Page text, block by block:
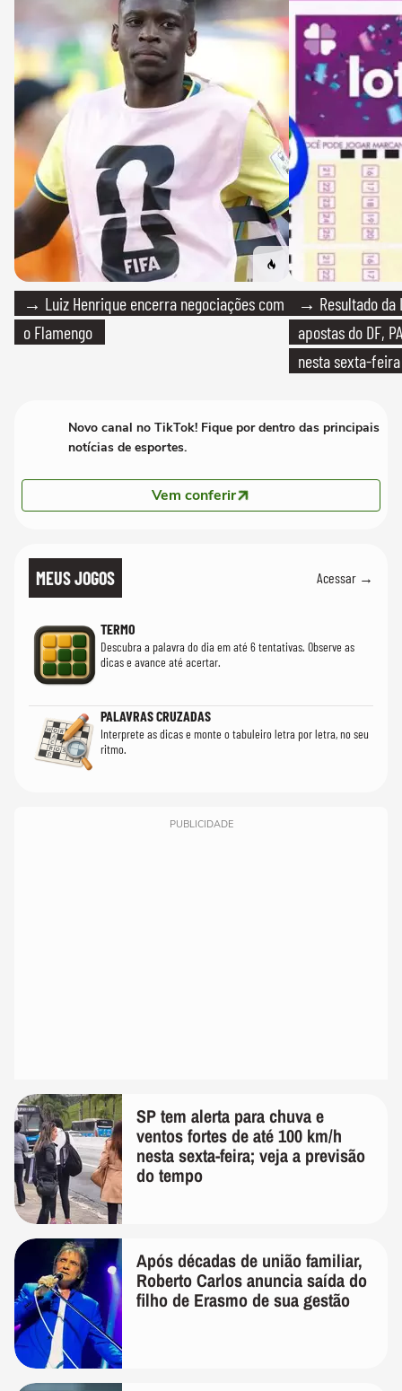
→ Luiz Henrique encerra negociações com
o Flamengo
→ Resultado da
apostas do DF,
nesta sexta-feira
Novo canal no TikTok! Fique por dentro das principais
notícias de esportes.
Vem conferir
MEUS JOGOS Acessar →
TERMO
Descubra a palavra do dia em até 6 tentativas. Observe as
dicas e avance até acertar.
PALAVRAS CRUZADAS
Interprete as dicas e monte o tabuleiro letra por letra, no seu
ritmo.
PUBLICIDADE
SP tem alerta para chuva e
ventos fortes de até 100 km/h
nesta sexta-feira; veja a previsão
do tempo
Após décadas de união familiar,
Roberto Carlos anuncia saída do
filho de Erasmo de sua gestão